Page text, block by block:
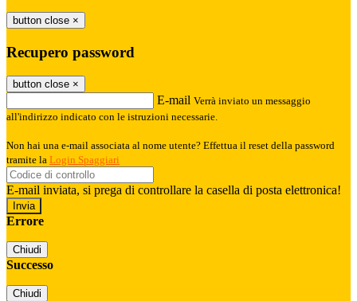
button close ×
Recupero password
button close ×
E-mail Verrà inviato un messaggio
all'indirizzo indicato con le istruzioni necessarie.
Non hai una e-mail associata al nome utente? Effettua il reset della password
tramite la Login Spaggiari
E-mail inviata, si prega di controllare la casella di posta elettronica!
Errore
Chiudi
Successo
Chiudi